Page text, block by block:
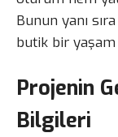
Bunun yanı
butik bir yaşam
Projenin
Bilgileri